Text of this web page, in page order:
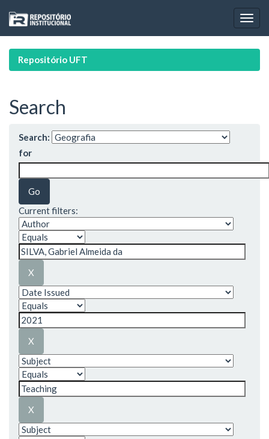
navigation
Repositório UFT
Search
Search:
for
Current filters: